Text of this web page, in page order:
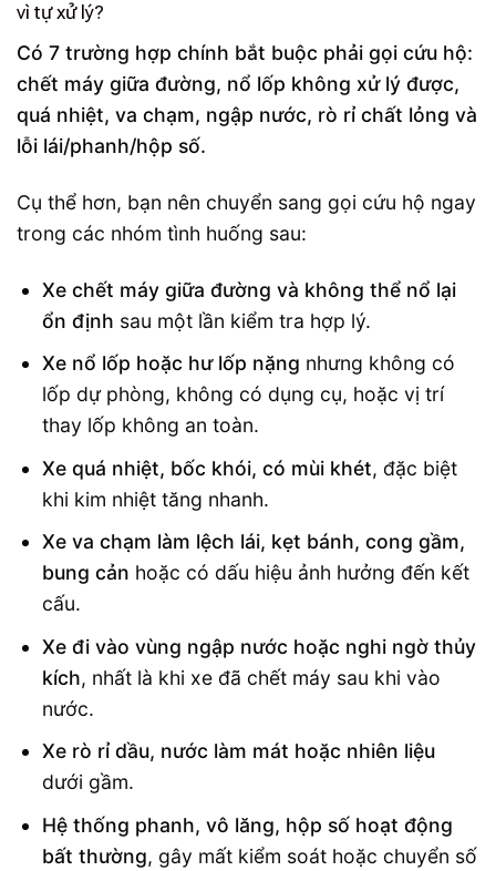
vì tự xử lý?
Có 7 trường hợp chính bắt buộc phải gọi cứu hộ:
chết máy giữa đường, nổ lốp không xử lý được,
quá nhiệt, va chạm, ngập nước, rò rỉ chất lỏng và
lỗi lái/phanh/hộp số.
Cụ thể hơn, bạn nên chuyển sang gọi cứu hộ ngay
trong các nhóm tình huống sau:
Xe chết máy giữa đường và không thể nổ lại
ổn định sau một lần kiểm tra hợp lý.
Xe nổ lốp hoặc hư lốp nặng nhưng không có
lốp dự phòng, không có dụng cụ, hoặc vị trí
thay lốp không an toàn.
Xe quá nhiệt, bốc khói, có mùi khét, đặc biệt
khi kim nhiệt tăng nhanh.
Xe va chạm làm lệch lái, kẹt bánh, cong gầm,
bung cản hoặc có dấu hiệu ảnh hưởng đến kết
cấu.
Xe đi vào vùng ngập nước hoặc nghi ngờ thủy
kích, nhất là khi xe đã chết máy sau khi vào
nước.
Xe rò rỉ dầu, nước làm mát hoặc nhiên liệu
dưới gầm.
Hệ thống phanh, vô lăng, hộp số hoạt động
bất thường, gây mất kiểm soát hoặc chuyển số